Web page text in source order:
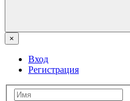
×
Вход
Регистрация